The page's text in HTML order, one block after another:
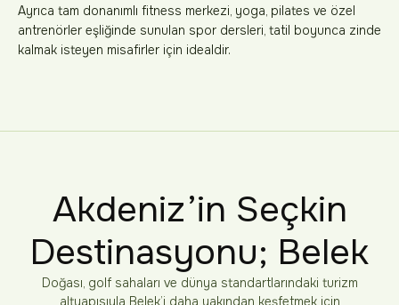
Ayrıca tam donanımlı fitness merkezi, yoga, pilates ve özel
antrenörler eşliğinde sunulan spor dersleri, tatil boyunca zinde
kalmak isteyen misafirler için idealdir.
Akdeniz’in Seçkin
Destinasyonu; Belek
Doğası, golf sahaları ve dünya standartlarındaki turizm
altyapısıyla Belek’i daha yakından keşfetmek için